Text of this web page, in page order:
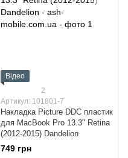
Відео
2
Артикул: 101801-7
Накладка Picture DDC пластик
для MacBook Pro 13.3" Retina
(2012-2015) Dandelion
749 грн